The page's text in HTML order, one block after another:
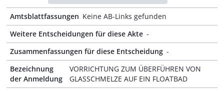
Amtsblattfassungen Keine AB-Links gefunden
Weitere Entscheidungen für diese Akte -
Zusammenfassungen für diese Entscheidung -
Bezeichnung
der Anmeldung
VORRICHTUNG ZUM ÜBERFÜHREN VON
GLASSCHMELZE AUF EIN FLOATBAD